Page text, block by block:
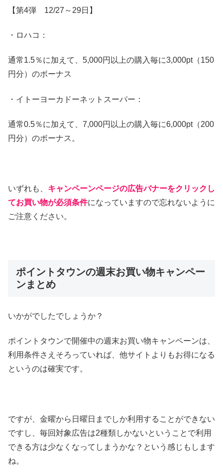
【第4弾 12/27～29日】
・ロハコ：
通常1.5％に加えて、5,000円以上の購入毎に3,000pt（150
円分）のボーナス
・イトーヨーカドーネットスーパー：
通常0.5％に加えて、7,000円以上の購入毎に6,000pt（200
円分）のボーナス。
いずれも、 キャンペーンページの広告バナーをクリックし
てお買い物が必須条件になっていますので忘れないように
ご注意ください。
ポイントタウンの週末お買い物キャンペー
ンまとめ
いかがでしたでしょうか？
ポイントタウンで開催中の週末お買い物キャンペーンは、
利用条件さえそろっていれば、他サイトよりもお得になる
というのは確実です。
ですが、金曜から日曜日までしか利用することができない
ですし、毎回対象広告は2種類しかないということで利用
できる方は少なくなってしまうかな？という感じもします
ね。